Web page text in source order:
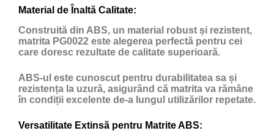
Material de Înaltă Calitate:
Construită din ABS, un material robust și rezistent,
matrita PG0022 este alegerea perfectă pentru cei
care doresc rezultate de calitate superioară.
ABS-ul este cunoscut pentru durabilitatea sa și
rezistența la uzură, asigurând că matrita va rămâne
în condiții excelente de-a lungul utilizărilor repetate.
Versatilitate Extinsă pentru Matrite ABS: